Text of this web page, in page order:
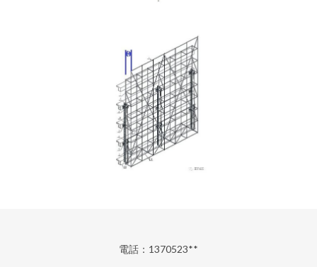
電話：1370523**